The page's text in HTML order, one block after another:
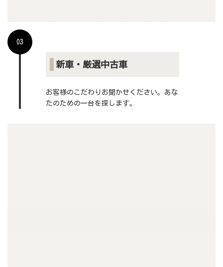
03
新車・厳選中古車
お客様のこだわりお聞かせください。あな
たのための一台を探します。